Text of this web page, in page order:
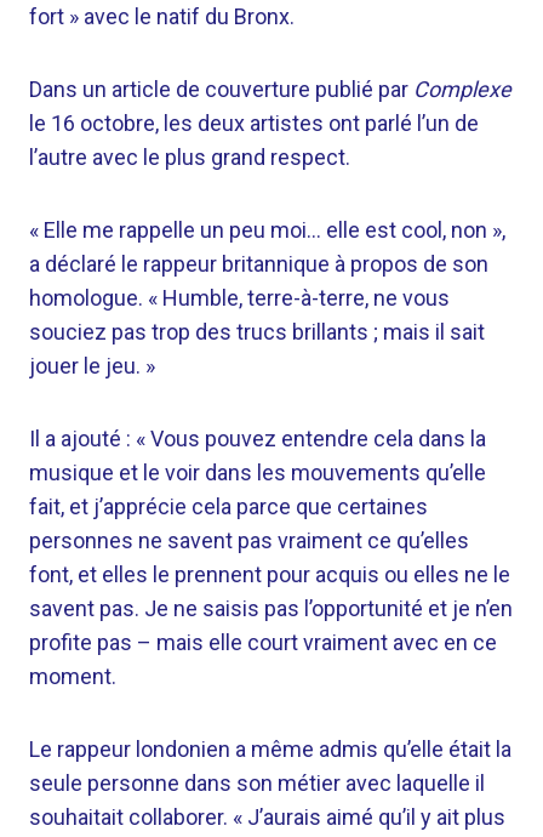
fort » avec le natif du Bronx.
Dans un article de couverture publié par Complexe
le 16 octobre, les deux artistes ont parlé l’un de
l’autre avec le plus grand respect.
« Elle me rappelle un peu moi… elle est cool, non »,
a déclaré le rappeur britannique à propos de son
homologue. « Humble, terre-à-terre, ne vous
souciez pas trop des trucs brillants ; mais il sait
jouer le jeu. »
Il a ajouté : « Vous pouvez entendre cela dans la
musique et le voir dans les mouvements qu’elle
fait, et j’apprécie cela parce que certaines
personnes ne savent pas vraiment ce qu’elles
font, et elles le prennent pour acquis ou elles ne le
savent pas. Je ne saisis pas l’opportunité et je n’en
profite pas – mais elle court vraiment avec en ce
moment.
Le rappeur londonien a même admis qu’elle était la
seule personne dans son métier avec laquelle il
souhaitait collaborer. « J’aurais aimé qu’il y ait plus